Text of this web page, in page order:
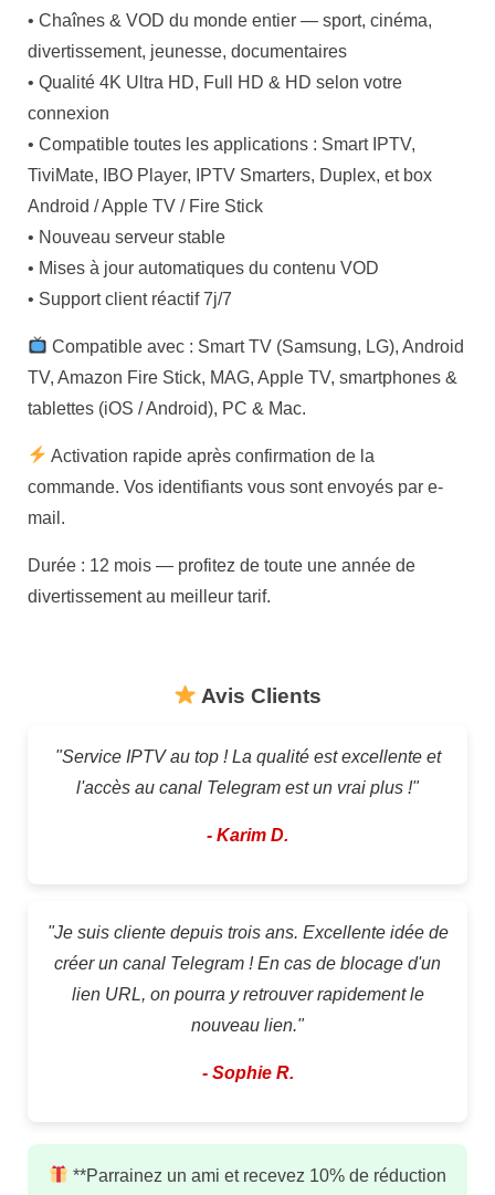
• Chaînes & VOD du monde entier — sport, cinéma,
divertissement, jeunesse, documentaires
• Qualité 4K Ultra HD, Full HD & HD selon votre
connexion
• Compatible toutes les applications : Smart IPTV,
TiviMate, IBO Player, IPTV Smarters, Duplex, et box
Android / Apple TV / Fire Stick
• Nouveau serveur stable
• Mises à jour automatiques du contenu VOD
• Support client réactif 7j/7
Compatible avec : Smart TV (Samsung, LG), Android
TV, Amazon Fire Stick, MAG, Apple TV, smartphones &
tablettes (iOS / Android), PC & Mac.
Activation rapide après confirmation de la
commande. Vos identifiants vous sont envoyés par e-
mail.
Durée : 12 mois — profitez de toute une année de
divertissement au meilleur tarif.
Avis Clients
"Service IPTV au top ! La qualité est excellente et
l'accès au canal Telegram est un vrai plus !"
- Karim D.
"Je suis cliente depuis trois ans. Excellente idée de
créer un canal Telegram ! En cas de blocage d'un
lien URL, on pourra y retrouver rapidement le
nouveau lien."
- Sophie R.
**Parrainez un ami et recevez 10% de réduction